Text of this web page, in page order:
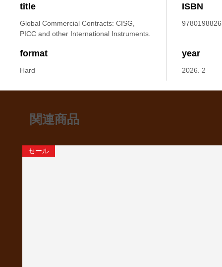
title
Global Commercial Contracts: CISG,
PICC and other International Instruments.
ISBN
format
Hard
year
2026. 2
関連商品
セール